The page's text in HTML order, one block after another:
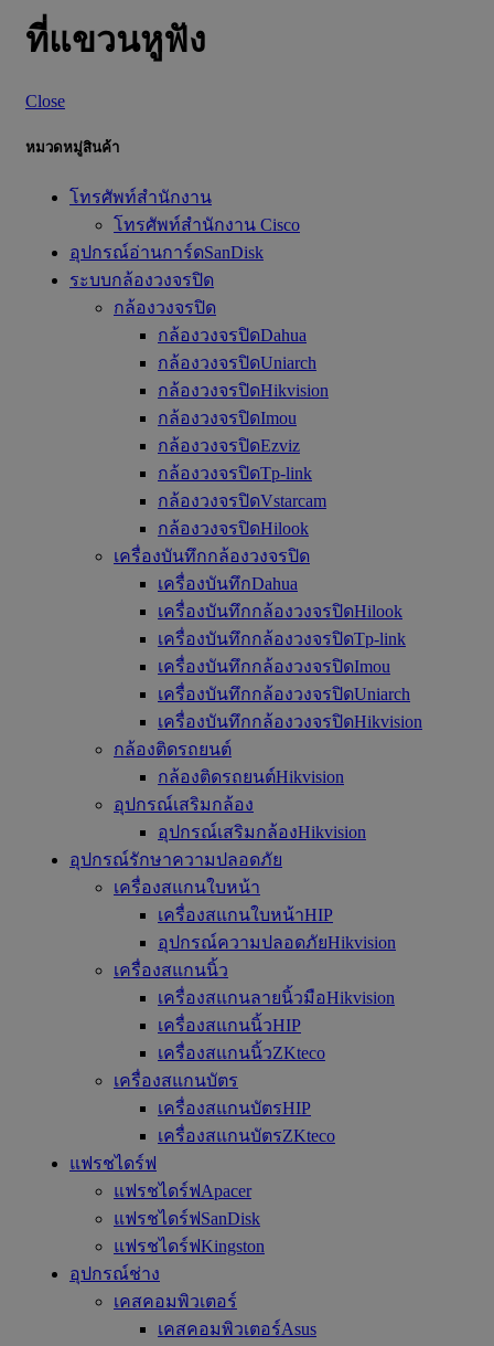
ที่แขวนหูฟัง
Close
หมวดหมู่สินค้า
โทรศัพท์สำนักงาน
โทรศัพท์สำนักงาน Cisco
อุปกรณ์อ่านการ์ดSanDisk
ระบบกล้องวงจรปิด
กล้องวงจรปิด
กล้องวงจรปิดDahua
กล้องวงจรปิดUniarch
กล้องวงจรปิดHikvision
กล้องวงจรปิดImou
กล้องวงจรปิดEzviz
กล้องวงจรปิดTp-link
กล้องวงจรปิดVstarcam
กล้องวงจรปิดHilook
เครื่องบันทึกกล้องวงจรปิด
เครื่องบันทึกDahua
เครื่องบันทึกกล้องวงจรปิดHilook
เครื่องบันทึกกล้องวงจรปิดTp-link
เครื่องบันทึกกล้องวงจรปิดImou
เครื่องบันทึกกล้องวงจรปิดUniarch
เครื่องบันทึกกล้องวงจรปิดHikvision
กล้องติดรถยนต์
กล้องติดรถยนต์Hikvision
อุปกรณ์เสริมกล้อง
อุปกรณ์เสริมกล้องHikvision
อุปกรณ์รักษาความปลอดภัย
เครื่องสแกนใบหน้า
เครื่องสแกนใบหน้าHIP
อุปกรณ์ความปลอดภัยHikvision
เครื่องสแกนนิ้ว
เครื่องสแกนลายนิ้วมือHikvision
เครื่องสแกนนิ้วHIP
เครื่องสแกนนิ้วZKteco
เครื่องสแกนบัตร
เครื่องสแกนบัตรHIP
เครื่องสแกนบัตรZKteco
แฟรชไดร์ฟ
แฟรชไดร์ฟApacer
แฟรชไดร์ฟSanDisk
แฟรชไดร์ฟKingston
อุปกรณ์ช่าง
เคสคอมพิวเตอร์
เคสคอมพิวเตอร์Asus